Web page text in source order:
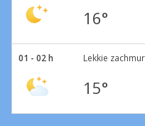
16°
01 - 02 h Lekkie
15°